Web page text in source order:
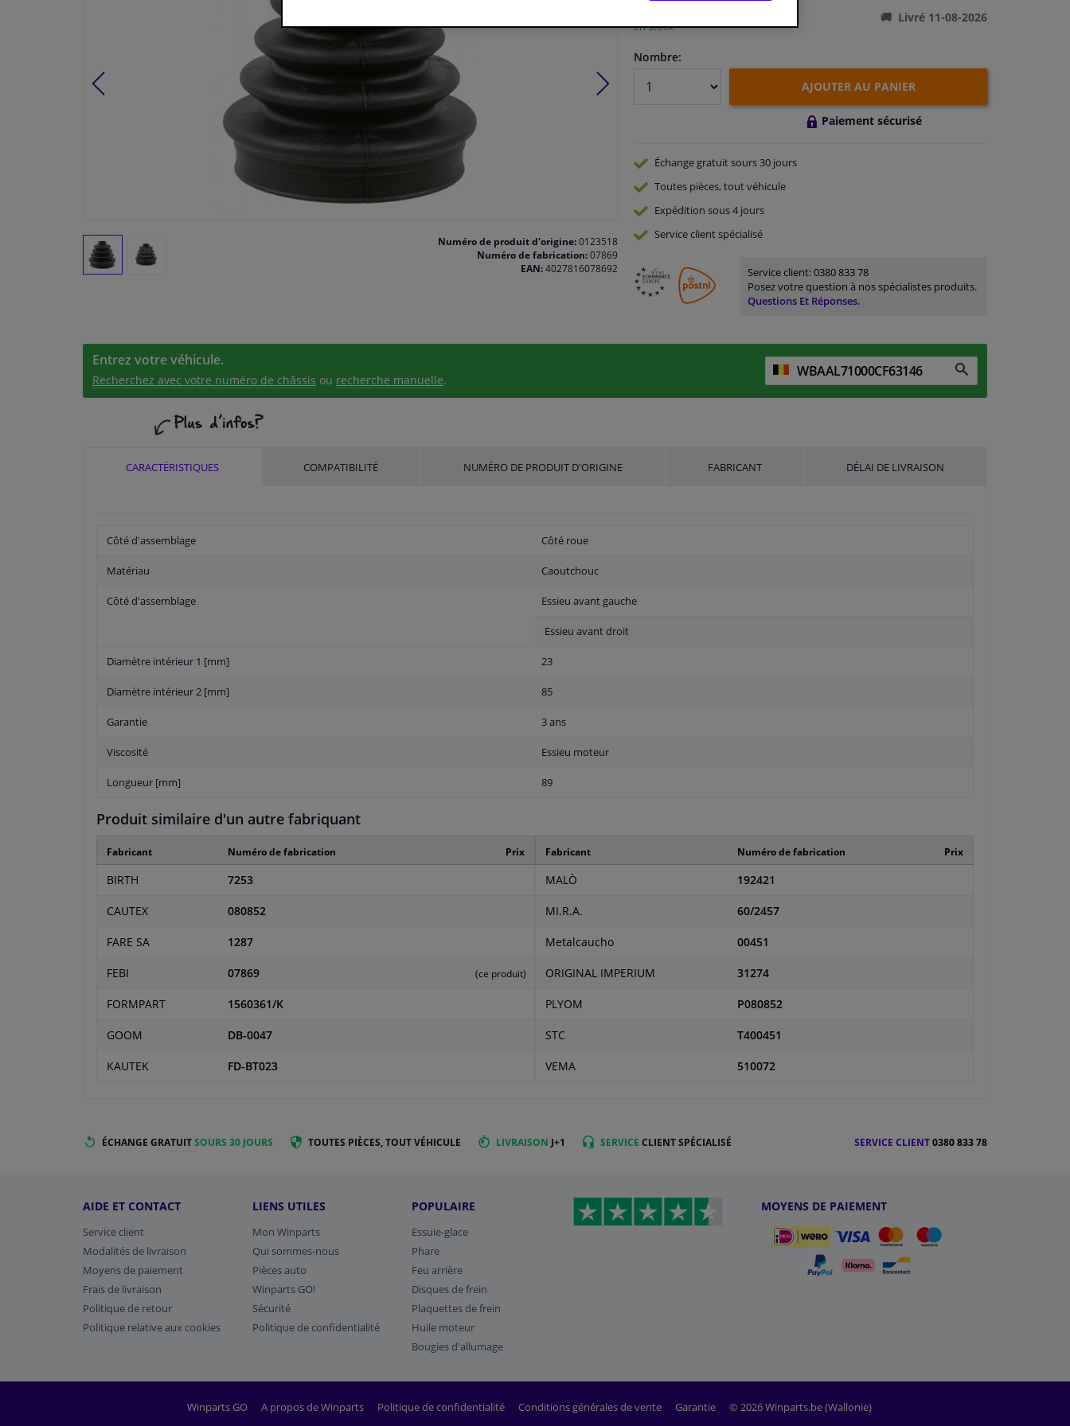
Numéro de produit d'origine:0123518
Numéro de fabrication:07869
EAN:4027816078692
En stock
Livré 11-08-2026
Nombre:
AJOUTER AU PANIER
Paiement sécurisé
Échange gratuitsours 30 jours
Toutes pièces, tout véhicule
Expédition sous 4 jours
Serviceclient spécialisé
Service client:0380 833 78
Posez votre question à nos spécialistes produits.
Questions Et Réponses.
Entrez votre véhicule.
Recherchez avec votre numéro de châssis ou recherche manuelle.
CARACTÉRISTIQUES COMPATIBILITÉ NUMÉRO DE PRODUIT D'ORIGINE FABRICANT DÉLAI DE LIVRAISON
Côté d'assemblage Côté roue
Matériau Caoutchouc
Côté d'assemblage Essieu avant gauche
Essieu avant droit
Diamètre intérieur 1 [mm] 23
Diamètre intérieur 2 [mm] 85
Garantie 3 ans
Viscosité Essieu moteur
Longueur [mm] 89
Produit similaire d'un autre fabriquant
Fabricant Numéro de fabrication Prix
BIRTH 7253
CAUTEX 080852
FARE SA 1287
FEBI 07869 (ce produit)
FORMPART 1560361/K
GOOM DB-0047
KAUTEK FD-BT023
Fabricant Numéro de fabrication Prix
MALÒ 192421
MI.R.A. 60/2457
Metalcaucho 00451
ORIGINAL IMPERIUM 31274
PLYOM P080852
STC T400451
VEMA 510072
ÉCHANGE GRATUITSOURS 30 JOURS TOUTES PIÈCES, TOUT VÉHICULE LIVRAISON J+1 SERVICE CLIENT SPÉCIALISÉ SERVICE CLIENT0380 833 78
AIDE ET CONTACT
Service client
Modalités de livraison
Moyens de paiement
Frais de livraison
Politique de retour
Politique relative aux cookies
LIENS UTILES
Mon Winparts
Qui sommes-nous
Pièces auto
Winparts GO!
Sécurité
Politique de confidentialité
POPULAIRE
Essuie-glace
Phare
Feu arrière
Disques de frein
Plaquettes de frein
Huile moteur
Bougies d'allumage
MOYENS DE PAIEMENT
Winparts GO A propos de Winparts Politique de confidentialité Conditions générales de vente Garantie © 2026 Winparts.be (Wallonie)